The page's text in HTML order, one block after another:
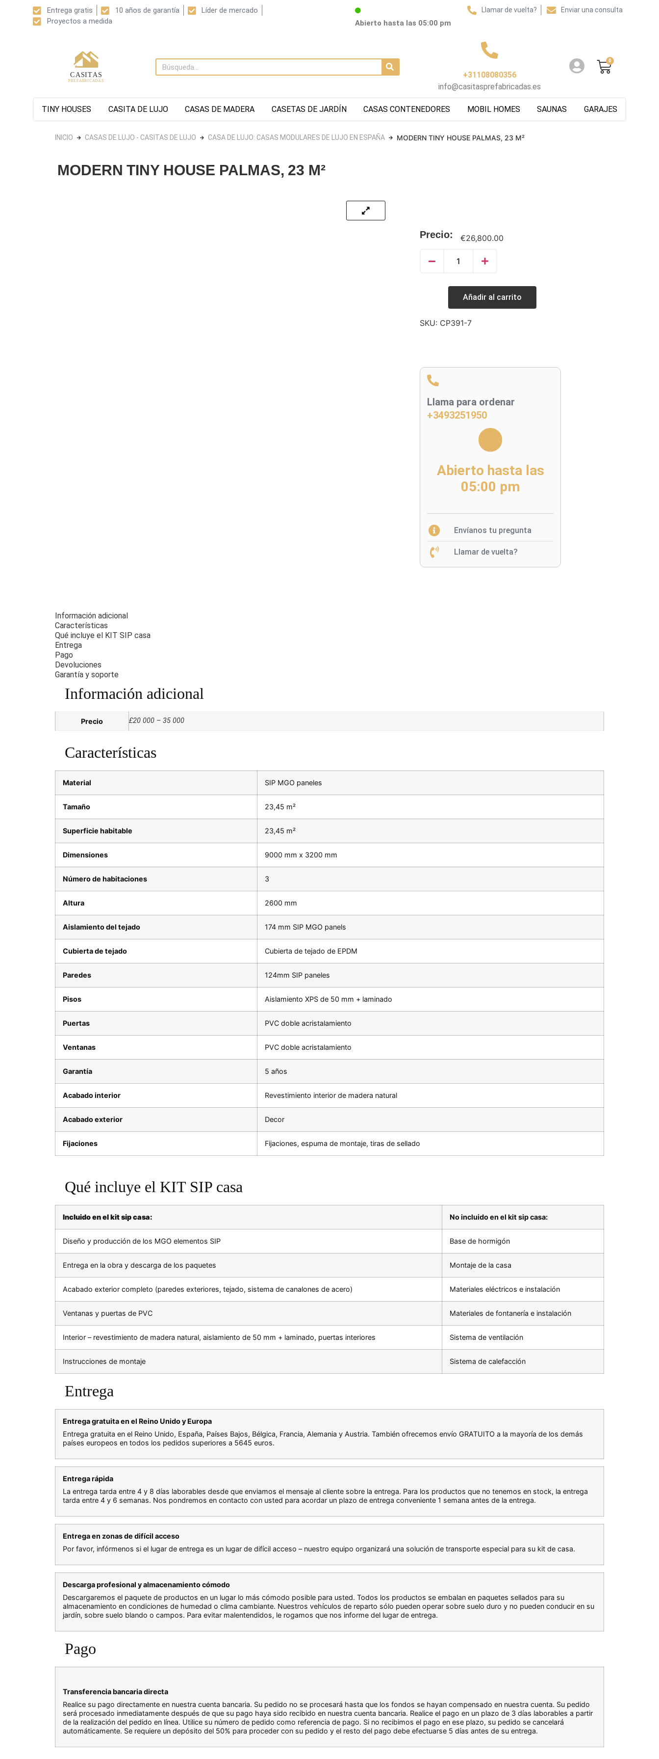
Entrega gratis 10 años de garantía
Líder de mercado
Proyectos a medida
Abierto hasta las 05:00 pm
Llamar de vuelta? Enviar una consulta
+31108080356
info@casitasprefabricadas.es
0
TINY HOUSES CASITA DE LUJO CASAS DE MADERA CASETAS DE JARDÍN CASAS CONTENEDORES MOBIL HOMES SAUNAS GARAJES
INICIO CASAS DE LUJO - CASITAS DE LUJO CASA DE LUJO: CASAS MODULARES DE LUJO EN ESPAÑA MODERN TINY HOUSE PALMAS, 23 M²
MODERN TINY HOUSE PALMAS, 23 M²
Precio: €26,800.00
Añadir al carrito
SKU: CP391-7
Llama para ordenar
+3493251950
Abierto hasta las
05:00 pm
Envíanos tu pregunta
Llamar de vuelta?
Información adicional
Características
Qué incluye el KIT SIP casa
Entrega
Pago
Devoluciones
Garantía y soporte
Información adicional
Precio £20 000 – 35 000
Características
Material SIP MGO paneles
Tamaño 23,45 m²
Superficie habitable 23,45 m²
Dimensiones 9000 mm x 3200 mm
Número de habitaciones 3
Altura 2600 mm
Aislamiento del tejado 174 mm SIP MGO panels
Cubierta de tejado Cubierta de tejado de EPDM
Paredes 124mm SIP paneles
Pisos Aislamiento XPS de 50 mm + laminado
Puertas PVC doble acristalamiento
Ventanas PVC doble acristalamiento
Garantía 5 años
Acabado interior Revestimiento interior de madera natural
Acabado exterior Decor
Fijaciones Fijaciones, espuma de montaje, tiras de sellado
Qué incluye el KIT SIP casa
Incluido en el kit sip casa: No incluido en el kit sip casa:
Diseño y producción de los MGO elementos SIP Base de hormigón
Entrega en la obra y descarga de los paquetes Montaje de la casa
Acabado exterior completo (paredes exteriores, tejado, sistema de canalones de acero) Materiales eléctricos e instalación
Ventanas y puertas de PVC Materiales de fontanería e instalación
Interior – revestimiento de madera natural, aislamiento de 50 mm + laminado, puertas interiores Sistema de ventilación
Instrucciones de montaje Sistema de calefacción
Entrega
Entrega gratuita en el Reino Unido y Europa
Entrega gratuita en el Reino Unido, España, Países Bajos, Bélgica, Francia, Alemania y Austria. También ofrecemos envío GRATUITO a la mayoría de los demás
países europeos en todos los pedidos superiores a 5645 euros.
Entrega rápida
La entrega tarda entre 4 y 8 días laborables desde que enviamos el mensaje al cliente sobre la entrega. Para los productos que no tenemos en stock, la entrega
tarda entre 4 y 6 semanas. Nos pondremos en contacto con usted para acordar un plazo de entrega conveniente 1 semana antes de la entrega.
Entrega en zonas de difícil acceso
Por favor, infórmenos si el lugar de entrega es un lugar de difícil acceso – nuestro equipo organizará una solución de transporte especial para su kit de casa.
Descarga profesional y almacenamiento cómodo
Descargaremos el paquete de productos en un lugar lo más cómodo posible para usted. Todos los productos se embalan en paquetes sellados para su
almacenamiento en condiciones de humedad o clima cambiante. Nuestros vehículos de reparto sólo pueden operar sobre suelo duro y no pueden conducir en su
jardín, sobre suelo blando o campos. Para evitar malentendidos, le rogamos que nos informe del lugar de entrega.
Pago
Transferencia bancaria directa
Realice su pago directamente en nuestra cuenta bancaria. Su pedido no se procesará hasta que los fondos se hayan compensado en nuestra cuenta. Su pedido
será procesado inmediatamente después de que su pago haya sido recibido en nuestra cuenta bancaria. Realice el pago en un plazo de 3 días laborables a partir
de la realización del pedido en línea. Utilice su número de pedido como referencia de pago. Si no recibimos el pago en ese plazo, su pedido se cancelará
automáticamente. Se requiere un depósito del 50% para proceder con su pedido y el resto del pago debe efectuarse 5 días antes de su entrega.